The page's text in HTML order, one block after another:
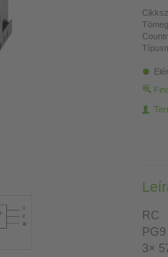
RC
PG9
3×